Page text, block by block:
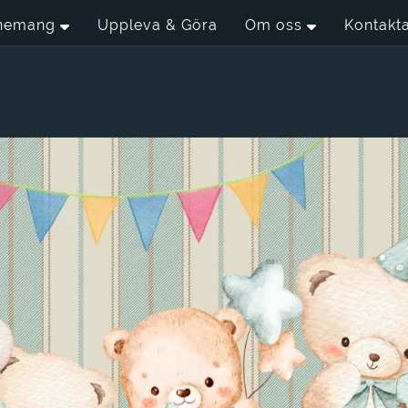
Uppleva & Göra Om oss